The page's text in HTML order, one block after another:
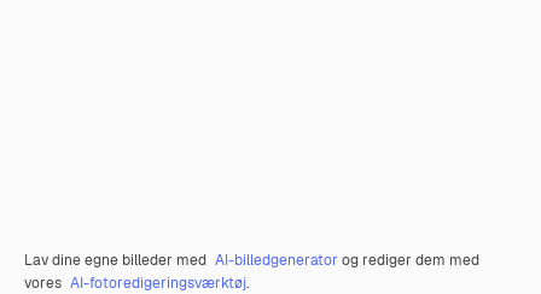
Lav dine egne billeder med AI-billedgenerator og rediger dem med
vores AI-fotoredigeringsværktøj.